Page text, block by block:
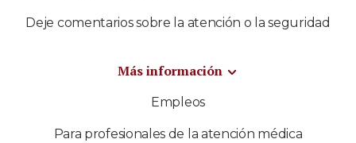
Deje comentarios sobre la atención o la seguridad
Más información
Empleos
Para profesionales de la atención médica